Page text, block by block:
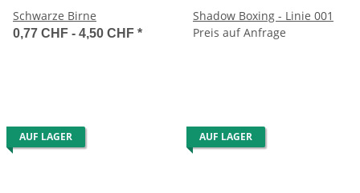
Schwarze Birne
0,77 CHF - 4,50 CHF *
Shadow Boxing - Linie 001
Preis auf Anfrage
AUF LAGER AUF LAGER